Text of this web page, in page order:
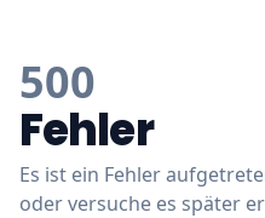
500
Fehler
Es ist ein Fehler
oder versuche es später